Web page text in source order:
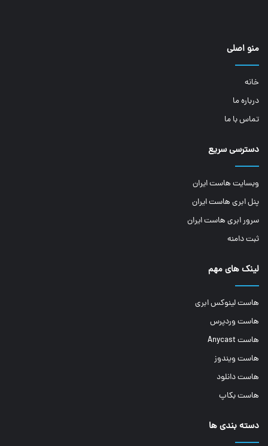
منو اصلی
خانه
درباره ما
تماس با ما
دسترسی سریع
وبسایت هاست ایران
پنل ابری هاست ایران
سرور ابری هاست ایران
ثبت دامنه
لینک های مهم
هاست لینوکس ابری
هاست وردپرس
هاست Anycast
هاست ویندوز
هاست دانلود
هاست بکاپ
دسته بندی ها